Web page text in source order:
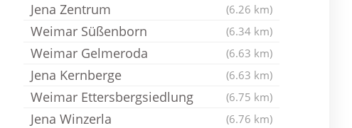
Jena Zentrum (6.26 km)
Weimar Süßenborn (6.34 km)
Weimar Gelmeroda (6.63 km)
Jena Kernberge (6.63 km)
Weimar Ettersbergsiedlung (6.75 km)
Jena Winzerla (6.76 km)